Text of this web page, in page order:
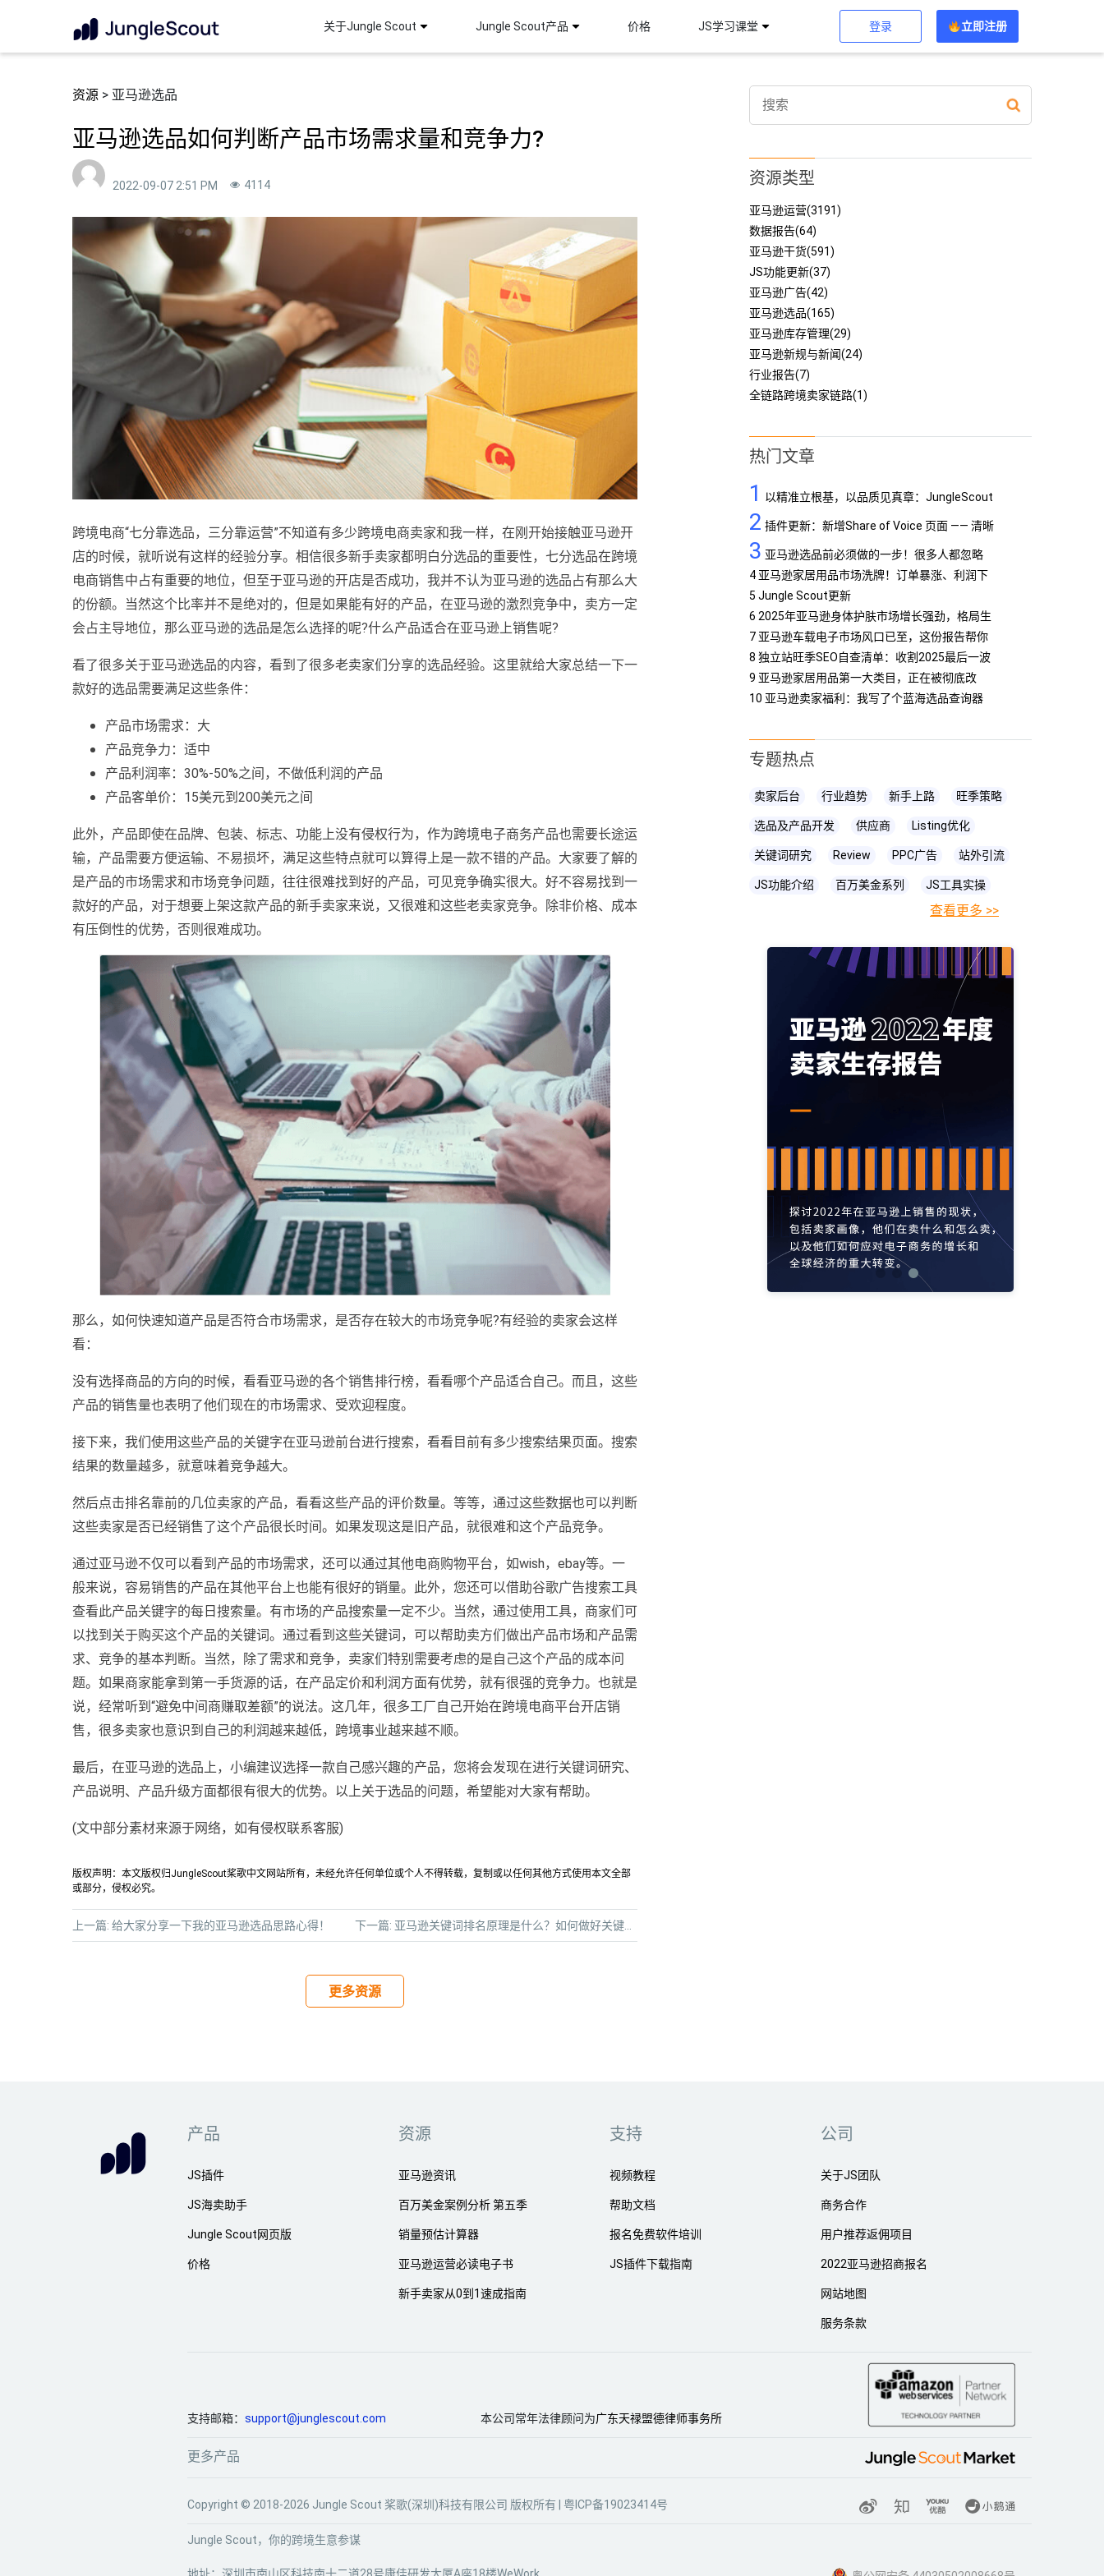
关于Jungle Scout Jungle Scout产品 价格 JS学习课堂 登录 立即注册
资源 > 亚马逊选品
亚马逊选品如何判断产品市场需求量和竞争力?
2022-09-07 2:51 PM 4114
跨境电商“七分靠选品，三分靠运营”不知道有多少跨境电商卖家和我一样，在刚开始接触亚马逊开
店的时候，就听说有这样的经验分享。相信很多新手卖家都明白分选品的重要性，七分选品在跨境
电商销售中占有重要的地位，但至于亚马逊的开店是否成功，我并不认为亚马逊的选品占有那么大
的份额。当然这个比率并不是绝对的，但是如果能有好的产品，在亚马逊的激烈竞争中，卖方一定
会占主导地位，那么亚马逊的选品是怎么选择的呢?什么产品适合在亚马逊上销售呢?
看了很多关于亚马逊选品的内容，看到了很多老卖家们分享的选品经验。这里就给大家总结一下一
款好的选品需要满足这些条件：
产品市场需求：大
产品竞争力：适中
产品利润率：30%-50%之间，不做低利润的产品
产品客单价：15美元到200美元之间
此外，产品即使在品牌、包装、标志、功能上没有侵权行为，作为跨境电子商务产品也需要长途运
输，产品需要方便运输、不易损坏，满足这些特点就可以算得上是一款不错的产品。大家要了解的
是产品的市场需求和市场竞争问题，往往很难找到好的产品，可见竞争确实很大。好不容易找到一
款好的产品，对于想要上架这款产品的新手卖家来说，又很难和这些老卖家竞争。除非价格、成本
有压倒性的优势，否则很难成功。
那么，如何快速知道产品是否符合市场需求，是否存在较大的市场竞争呢?有经验的卖家会这样
看：
没有选择商品的方向的时候，看看亚马逊的各个销售排行榜，看看哪个产品适合自己。而且，这些
产品的销售量也表明了他们现在的市场需求、受欢迎程度。
接下来，我们使用这些产品的关键字在亚马逊前台进行搜索，看看目前有多少搜索结果页面。搜索
结果的数量越多，就意味着竞争越大。
然后点击排名靠前的几位卖家的产品，看看这些产品的评价数量。等等，通过这些数据也可以判断
这些卖家是否已经销售了这个产品很长时间。如果发现这是旧产品，就很难和这个产品竞争。
通过亚马逊不仅可以看到产品的市场需求，还可以通过其他电商购物平台，如wish，ebay等。一
般来说，容易销售的产品在其他平台上也能有很好的销量。此外，您还可以借助谷歌广告搜索工具
查看此产品关键字的每日搜索量。有市场的产品搜索量一定不少。当然，通过使用工具，商家们可
以找到关于购买这个产品的关键词。通过看到这些关键词，可以帮助卖方们做出产品市场和产品需
求、竞争的基本判断。当然，除了需求和竞争，卖家们特别需要考虑的是自己这个产品的成本问
题。如果商家能拿到第一手货源的话，在产品定价和利润方面有优势，就有很强的竞争力。也就是
说，经常听到“避免中间商赚取差额”的说法。这几年，很多工厂自己开始在跨境电商平台开店销
售，很多卖家也意识到自己的利润越来越低，跨境事业越来越不顺。
最后，在亚马逊的选品上，小编建议选择一款自己感兴趣的产品，您将会发现在进行关键词研究、
产品说明、产品升级方面都很有很大的优势。以上关于选品的问题，希望能对大家有帮助。
(文中部分素材来源于网络，如有侵权联系客服)
版权声明：本文版权归JungleScout桨歌中文网站所有，未经允许任何单位或个人不得转载，复制或以任何其他方式使用本文全部
或部分，侵权必究。
上一篇: 给大家分享一下我的亚马逊选品思路心得！ 下一篇: 亚马逊关键词排名原理是什么？如何做好关键词排名？
更多资源
资源类型
亚马逊运营(3191)
数据报告(64)
亚马逊干货(591)
JS功能更新(37)
亚马逊广告(42)
亚马逊选品(165)
亚马逊库存管理(29)
亚马逊新规与新闻(24)
行业报告(7)
全链路跨境卖家链路(1)
热门文章
1
以精准立根基，以品质见真章：JungleScout
定义亚马逊工具专业标杆
2 插件更新：新增Share of Voice 页面 —— 清晰
呈现品牌竞争格局
3 亚马逊选品前必须做的一步！很多人都忽略
了…
4 亚马逊家居用品市场洗牌！订单暴涨、利润下
5 Jungle Scout更新
6 2025年亚马逊身体护肤市场增长强劲，格局生
7 亚马逊车载电子市场风口已至，这份报告帮你
抢占先机
8 独立站旺季SEO自查清单：收割2025最后一波
9 亚马逊家居用品第一大类目，正在被彻底改
10 亚马逊卖家福利：我写了个蓝海选品查询器
专题热点
卖家后台 行业趋势 新手上路 旺季策略
选品及产品开发 供应商 Listing优化
关键词研究 Review PPC广告 站外引流
JS功能介绍 百万美金系列 JS工具实操
亚马逊直播
cpc广告 亚马逊物流
亚马逊精铺
亚马逊变体 亚马逊主图 亚马逊账号
亚马逊流量 亚马逊库存 亚马逊跟卖
亚马逊瑞典站
亚马逊品牌备案 亚马逊运营直播
亚马逊优惠券 亚马逊ASIN listing优化
亚马逊主题 差评 亚马逊排名 关键词
listing 爆款最新
查看更多 >>
产品
JS插件
JS海卖助手
Jungle Scout网页版
价格
资源
亚马逊资讯
百万美金案例分析 第五季
销量预估计算器
亚马逊运营必读电子书
新手卖家从0到1速成指南
支持
视频教程
帮助文档
报名免费软件培训
JS插件下载指南
公司
关于JS团队
商务合作
用户推荐返佣项目
2022亚马逊招商报名
网站地图
服务条款
支持邮箱： support@junglescout.com 本公司常年法律顾问为广东天禄盟德律师事务所
更多产品
Copyright © 2018-2026 Jungle Scout 桨歌(深圳)科技有限公司 版权所有 | 粤ICP备19023414号
Jungle Scout，你的跨境生意参谋